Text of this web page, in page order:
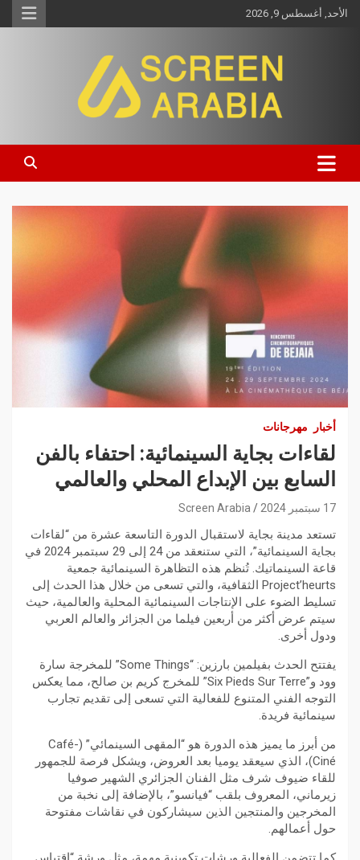
الأحد, أغسطس 9, 2026
Screen Arabia
أخبار مهرجانات
لقاءات بجاية السينمائية: احتفاء بالفن
السابع بين الإبداع المحلي والعالمي
17 سبتمبر 2024 Screen Arabia
تستعد مدينة بجاية لاستقبال الدورة التاسعة عشرة من “لقاءات
بجاية السينمائية”، التي ستنعقد من 24 إلى 29 سبتمبر 2024 في
قاعة السينماتيك. تُنظم هذه التظاهرة السينمائية جمعية
Project’heurts الثقافية، والتي تسعى من خلال هذا الحدث إلى
تسليط الضوء على الإنتاجات السينمائية المحلية والعالمية، حيث
سيتم عرض أكثر من أربعين فيلما من الجزائر والعالم العربي
ودول أخرى.
يفتتح الحدث بفيلمين بارزين: “Some Things” للمخرجة سارة
وود و”Six Pieds Sur Terre” للمخرج كريم بن صالح، مما يعكس
التوجه الفني المتنوع للفعالية التي تسعى إلى تقديم تجارب
سينمائية فريدة.
من أبرز ما يميز هذه الدورة هو “المقهى السينمائي” (Café-
Ciné)، الذي سيعقد يوميا بعد العروض، ويشكل فرصة للجمهور
للقاء ضيوف شرف مثل الفنان الجزائري الشهير صوفيا
زيرماني، المعروف بلقب “فيانسو”، بالإضافة إلى نخبة من
المخرجين والمنتجين الذين سيشاركون في نقاشات مفتوحة
حول أعمالهم.